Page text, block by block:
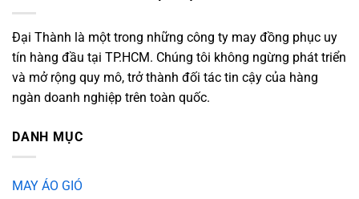
Đại Thành là một trong những công ty may đồng phục uy
tín hàng đầu tại TP.HCM. Chúng tôi không ngừng phát triển
và mở rộng quy mô, trở thành đối tác tin cậy của hàng
ngàn doanh nghiệp trên toàn quốc.
DANH MỤC
MAY ÁO GIÓ